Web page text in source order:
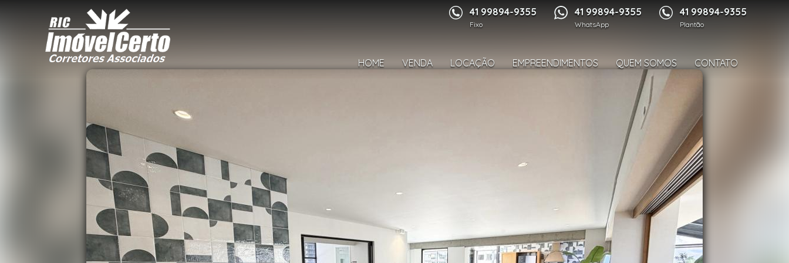
41 99894-9355
Fixo
41 99894-9355
WhatsApp
41 99894-9355
Plantão
HOME VENDA LOCAÇÃO EMPREENDIMENTOS QUEM SOMOS CONTATO